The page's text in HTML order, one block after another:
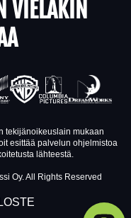
VIELÄKIN
tekijänoikeuslain mukaan
esittää palvelun ohjelmistoa
lähteestä.
Oy. All Rights Reserved